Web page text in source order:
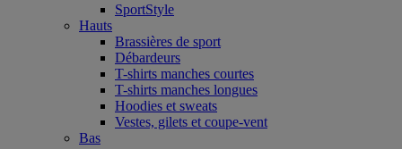
SportStyle
Hauts
Brassières de sport
Débardeurs
T-shirts manches courtes
T-shirts manches longues
Hoodies et sweats
Vestes, gilets et coupe-vent
Bas